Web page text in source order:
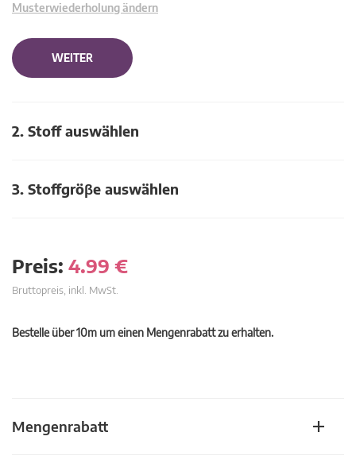
Musterwiederholung ändern
WEITER
2. Stoff auswählen
3. Stoffgröβe auswählen
Preis: 4.99 €
Bruttopreis, inkl. MwSt.
Bestelle über 10m um einen Mengenrabatt zu erhalten.
Mengenrabatt